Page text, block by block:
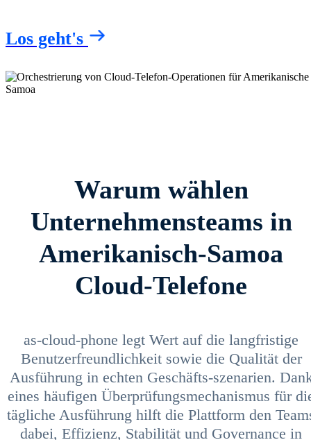
Los geht's
Warum wählen
Unternehmensteams in
Amerikanisch-Samoa
Cloud-Telefone
as-cloud-phone legt Wert auf die langfristige
Benutzerfreundlichkeit sowie die Qualität der
Ausführung in echten Geschäfts-szenarien.
eines häufigen Überprüfungsmechanismus für
tägliche Ausführung hilft die Plattform den
dabei, Effizienz, Stabilität und Governance in